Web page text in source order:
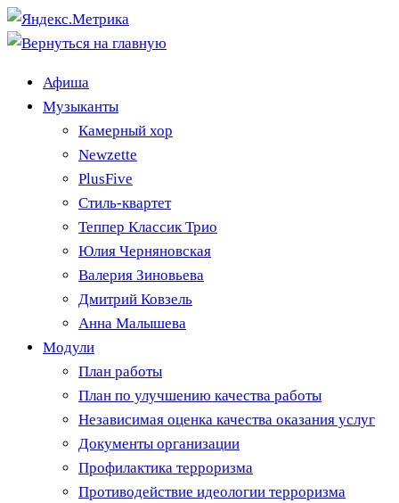
Афиша
Музыканты
Камерный хор
Newzette
PlusFive
Стиль-квартет
Теппер Классик Трио
Юлия Черняновская
Валерия Зиновьева
Дмитрий Ковзель
Анна Малышева
Модули
План работы
План по улучшению качества работы
Независимая оценка качества оказания услуг
Документы организации
Профилактика терроризма
Противодействие идеологии терроризма